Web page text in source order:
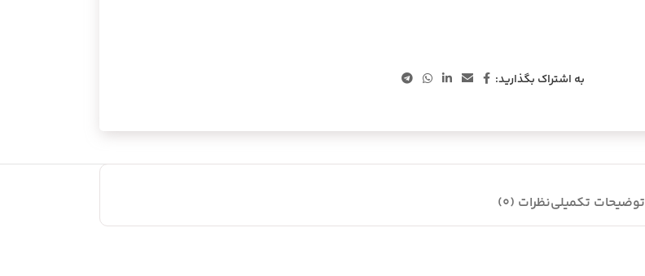
به اشتراک بگذارید:
توضیحات تکمیلینظرات (0)